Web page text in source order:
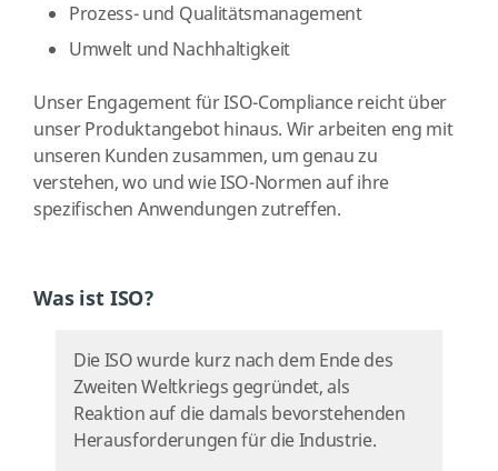
Prozess- und Qualitätsmanagement
Umwelt und Nachhaltigkeit
Unser Engagement für ISO-Compliance reicht über
unser Produktangebot hinaus. Wir arbeiten eng mit
unseren Kunden zusammen, um genau zu
verstehen, wo und wie ISO-Normen auf ihre
spezifischen Anwendungen zutreffen.
Was ist ISO?
Die ISO wurde kurz nach dem Ende des
Zweiten Weltkriegs gegründet, als
Reaktion auf die damals bevorstehenden
Herausforderungen für die Industrie.